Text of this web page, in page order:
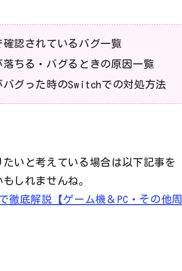
認されているバグ一覧
ちる・バグるときの原因一覧
グった時のSwitchでの対処方法
いと考えている場合は以下記事を
しれませんね。
徹底解説【ゲーム機＆PC・その他周